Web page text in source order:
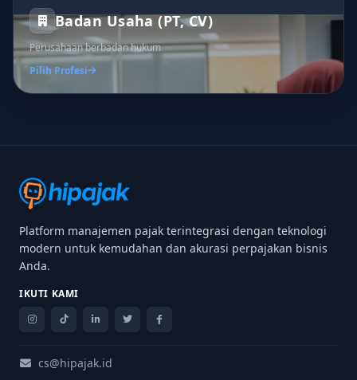
Badan Usaha (PT, CV)
Perusahaan berbadan hukum
Pilih Profesi
Platform manajemen pajak terintegrasi dengan teknologi
modern untuk kemudahan dan akurasi perpajakan bisnis
Anda.
IKUTI KAMI
cs@hipajak.id